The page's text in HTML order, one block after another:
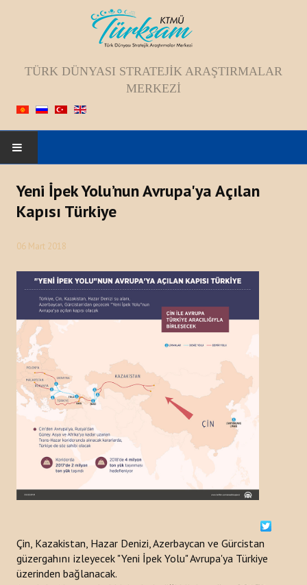
TÜRK DÜNYASI STRATEJIK ARAŞTIRMALAR
MERKEZI
ANASAYFA
HAKKIMIZDA
Kadromuz
Vizyon, Misyon, Amaç
Tarihçesi
ETKINLIKLER
DUYURULAR
HABERLER
Kazakistan
Kırgızistan
Türkiye
Özbekistan
Azerbaycan
Yeni İpek Yolu’nun Avrupa'ya Açılan
Kapısı Türkiye
06 Mart 2018
Çin, Kazakistan, Hazar Denizi, Azerbaycan ve Gürcistan
güzergahını izleyecek "Yeni İpek Yolu" Avrupa'ya Türkiye
üzerinden bağlanacak.